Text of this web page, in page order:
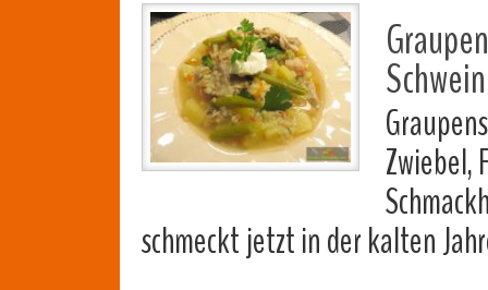
Zwiebel,
schmeckt jetzt in der kalten